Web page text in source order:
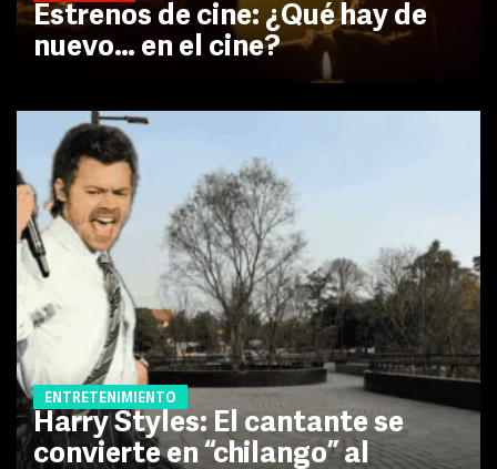
Estrenos de cine: ¿Qué hay de
nuevo… en el cine?
ENTRETENIMIENTO
Harry Styles: El cantante se
convierte en “chilango” al